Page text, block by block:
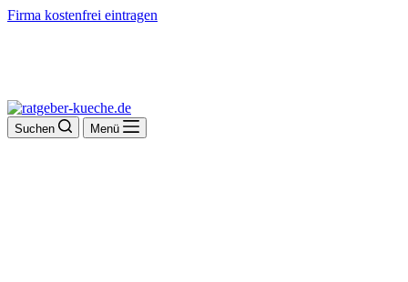
Firma kostenfrei eintragen
Suchen Menü